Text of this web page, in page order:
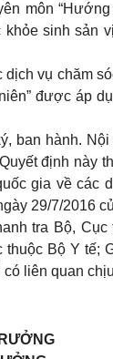
môn
sinh sản
vụ chăm
được áp
ban hành. Nội
định này
gia về các
29/7/2016
tra Bộ,
Bộ Y tế;
liên quan
ỞNG